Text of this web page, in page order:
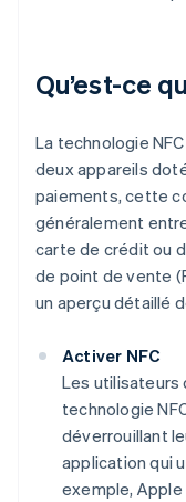
Qu’est-ce
La technologie
deux appareils
paiements, cette
généralement
carte de crédit ou
de point de vente
un aperçu détaillé
Activer NFC
Les utilisateurs
technologie
déverrouillant
application qui
exemple, Apple